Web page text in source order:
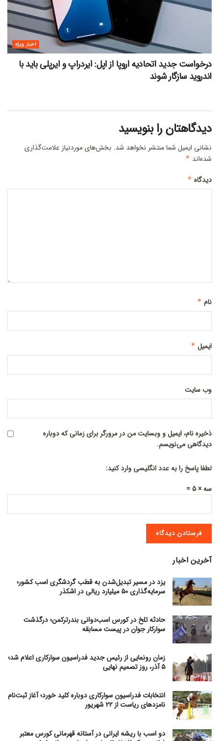
اخبار ویژه
درخواست جدید اتحادیه اروپا از اپل: ایردراپ و ایرپلی باید با
اندروید سازگار شوند
دیدگاهتان را بنویسید
نشانی ایمیل شما منتشر نخواهد شد. بخش‌های موردنیاز علامت‌گذاری
شده‌اند *
دیدگاه *
نام *
ایمیل *
وب‌ سایت
ذخیره نام، ایمیل و وبسایت من در مرورگر برای زمانی که دوباره
دیدگاهی می‌نویسم.
لطفا پاسخ را به عدد انگلیسی وارد کنید:
سه × 5 =
آخرین اخبار
یزد در مسیر تبدیل‌شدن به قطب گردشگری اسب کشور؛
سرمایه‌گذاری ۵۰ میلیارد ریالی در اشکذر
حادثه تلخ در کورس اسب‌دوانی بندرترکمن؛ درگذشت
سوارکار جوان در پیست مسابقه
زمان رونمایی از رئیس جدید فدراسیون سوارکاری اعلام شد؛
۵ آذر، روز تصمیم نهایی
انتخابات فدراسیون سوارکاری دوباره کلید خورد؛ آغاز ثبت‌نام
نامزدهای ریاست از ۲۲ شهریور
دو اسب با ریشه ایرانی در آستانه قهرمانی کورس معتبر